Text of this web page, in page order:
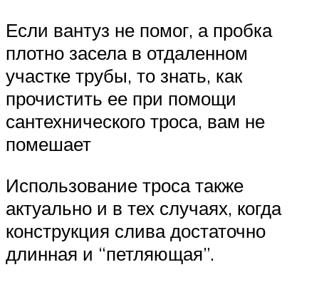
Если вантуз не помог, а пробка
плотно засела в отдаленном
участке трубы, то знать, как
прочистить ее при помощи
сантехнического троса, вам не
помешает
Использование троса также
актуально и в тех случаях, когда
конструкция слива достаточно
длинная и “петляющая”.